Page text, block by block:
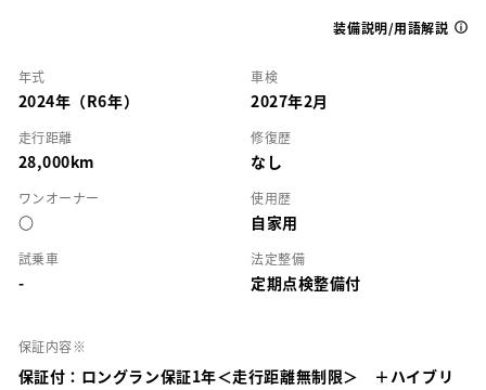
装備説明/用語解説
年式
2024年（R6年）
車検
2027年2月
走行距離
28,000km
修復歴
なし
ワンオーナー
○
使用歴
自家用
試乗車
-
法定整備
定期点検整備付
保証内容※
保証付：ロングラン保証1年＜走行距離無制限＞ ＋ハイブリ